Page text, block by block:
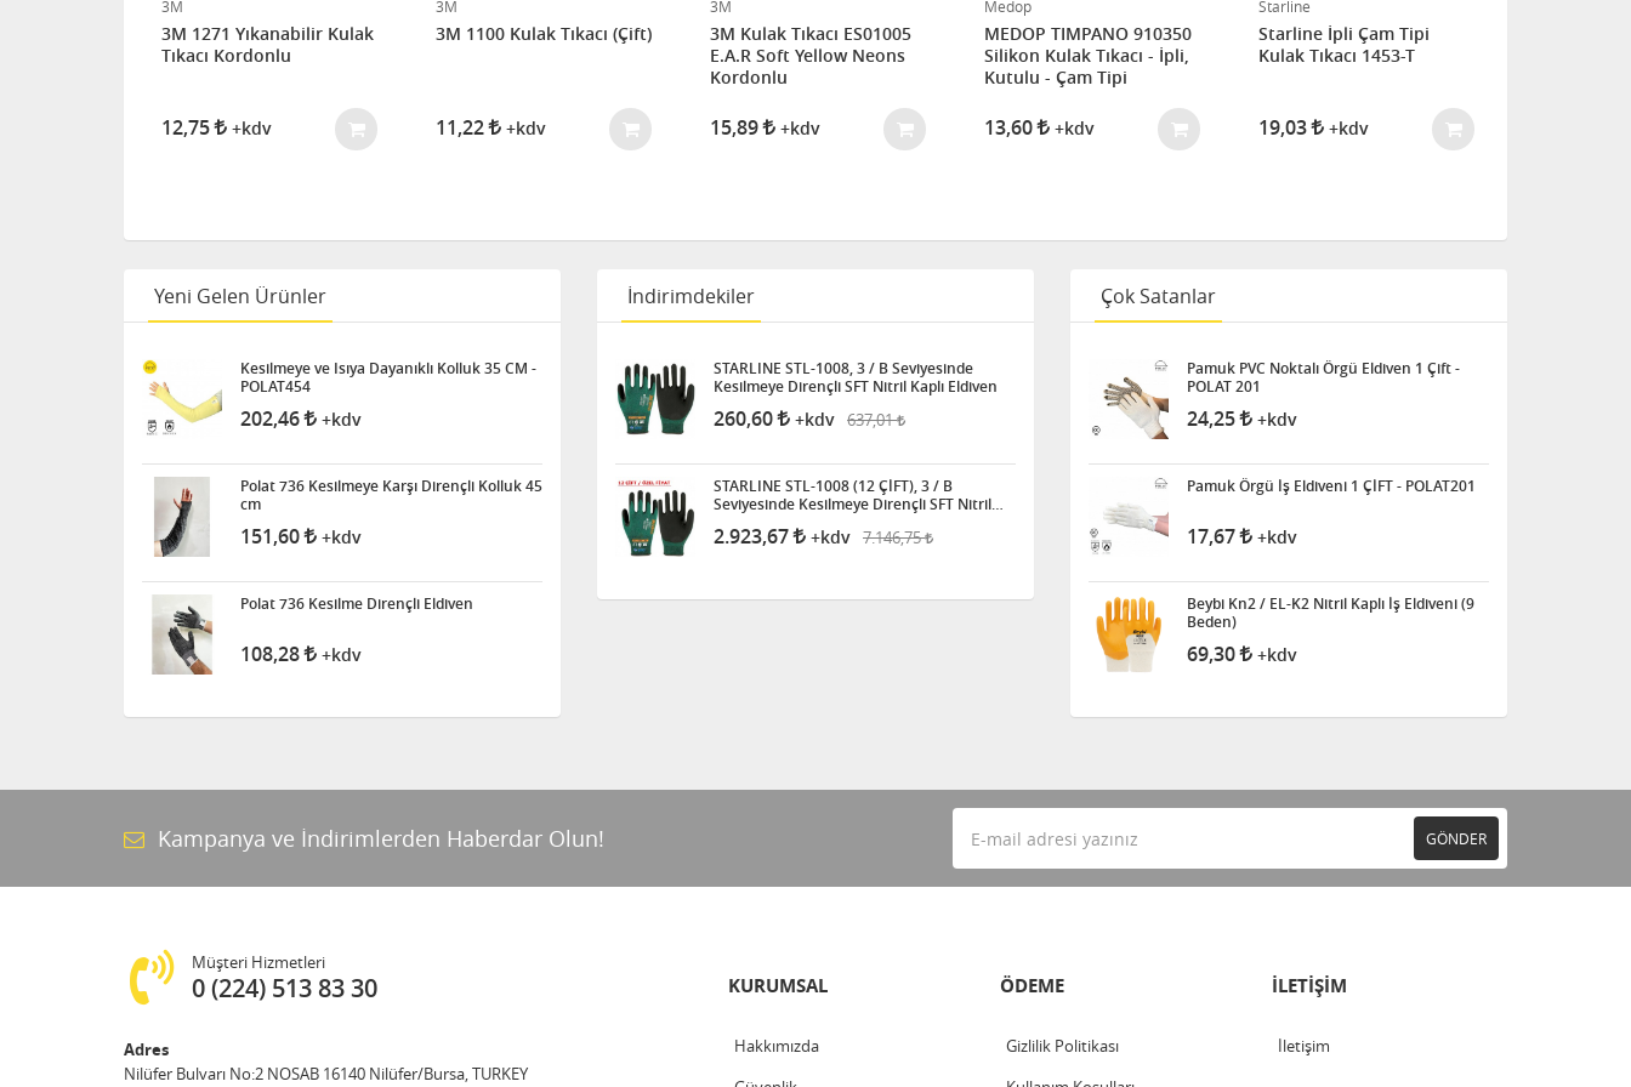
3M
3M 1271 Yıkanabilir Kulak
Tıkacı Kordonlu
12,75 +kdv
3M
3M 1100 Kulak Tıkacı (Çift)
11,22 +kdv
3M
3M Kulak Tıkacı ES01005
E.A.R Soft Yellow Neons
Kordonlu
15,89 +kdv
Medop
MEDOP TIMPANO 910350
Silikon Kulak Tıkacı - İpli,
Kutulu - Çam Tipi
13,60 +kdv
Starline
Starline İpli Çam Tipi
Kulak Tıkacı 1453-T
19,03 +kdv
Yeni Gelen Ürünler
Kesilmeye ve Isıya Dayanıklı Kolluk 35 CM -
POLAT454
202,46 +kdv
Polat 736 Kesilmeye Karşı Dirençli Kolluk 45
cm
151,60 +kdv
Polat 736 Kesilme Dirençli Eldiven
108,28 +kdv
İndirimdekiler
STARLINE STL-1008, 3 / B Seviyesinde
Kesilmeye Dirençli SFT Nitril Kaplı Eldiven
260,60 +kdv 637,01
STARLINE STL-1008 (12 ÇİFT), 3 / B
Seviyesinde Kesilmeye Dirençli SFT Nitril
2.923,67 +kdv 7.146,75
Çok Satanlar
Pamuk PVC Noktalı Örgü Eldiven 1 Çift -
POLAT 201
24,25 +kdv
Pamuk Örgü İş Eldiveni 1 ÇİFT - POLAT201
17,67 +kdv
Beybi Kn2 / EL-K2 Nitril Kaplı İş Eldiveni (9
Beden)
69,30 +kdv
Kampanya ve İndirimlerden Haberdar Olun! GÖNDER
Müşteri Hizmetleri
0 (224) 513 83 30
Adres
Nilüfer Bulvarı No:2 NOSAB 16140 Nilüfer/Bursa, TURKEY
KURUMSAL
Hakkımızda
ÖDEME
Gizlilik Politikası
İLETİŞİM
İletişim